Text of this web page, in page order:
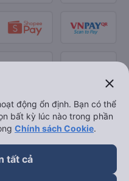
close
động ổn định. Bạn có thể
bất kỳ lúc nào trong phần
Chính sách Cookie.
tất cả